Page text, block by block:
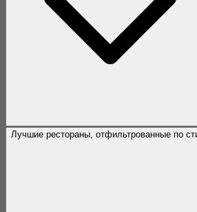
Лучшие рестораны, отфильтрованные по